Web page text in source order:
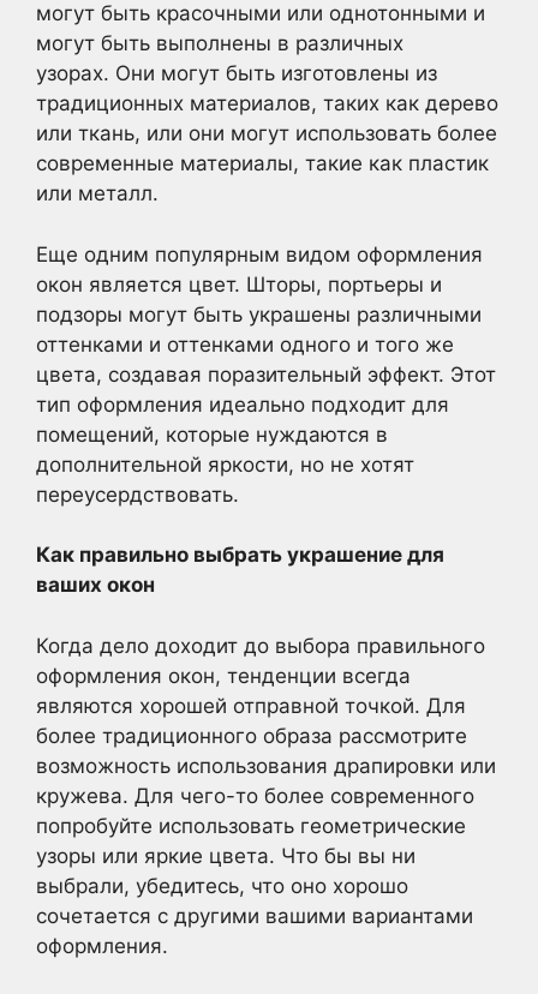
могут быть красочными или однотонными и
могут быть выполнены в различных
узорах. Они могут быть изготовлены из
традиционных материалов, таких как дерево
или ткань, или они могут использовать более
современные материалы, такие как пластик
или металл.
Еще одним популярным видом оформления
окон является цвет. Шторы, портьеры и
подзоры могут быть украшены различными
оттенками и оттенками одного и того же
цвета, создавая поразительный эффект. Этот
тип оформления идеально подходит для
помещений, которые нуждаются в
дополнительной яркости, но не хотят
переусердствовать.
Как правильно выбрать украшение для
ваших окон
Когда дело доходит до выбора правильного
оформления окон, тенденции всегда
являются хорошей отправной точкой. Для
более традиционного образа рассмотрите
возможность использования драпировки или
кружева. Для чего-то более современного
попробуйте использовать геометрические
узоры или яркие цвета. Что бы вы ни
выбрали, убедитесь, что оно хорошо
сочетается с другими вашими вариантами
оформления.